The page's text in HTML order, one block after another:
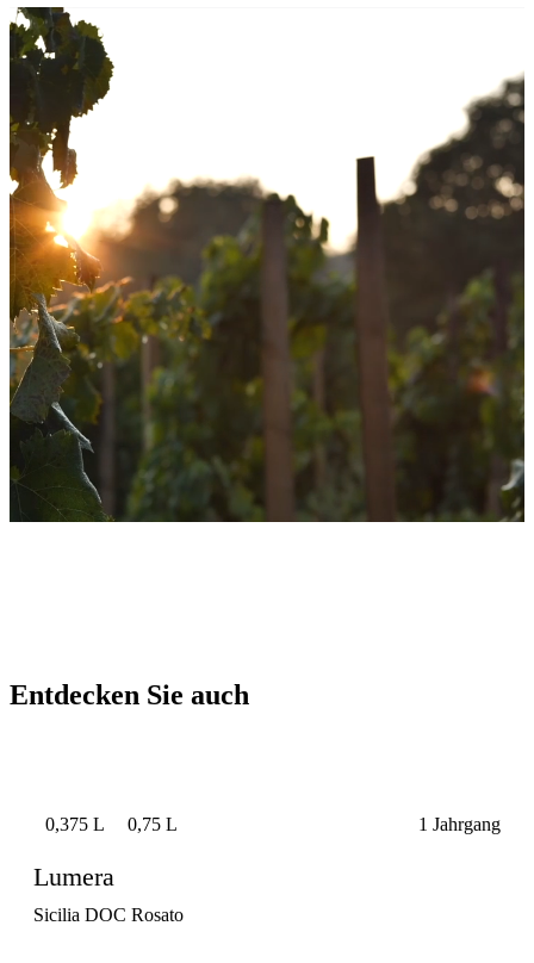
Entdecken Sie auch
0,375 L 0,75 L 1 Jahrgang
Lumera
Sicilia DOC Rosato